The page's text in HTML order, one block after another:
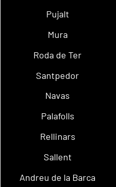
Pujalt
Mura
Roda de Ter
Santpedor
Navas
Palafolls
Rellinars
Sallent
Andreu de la Barca